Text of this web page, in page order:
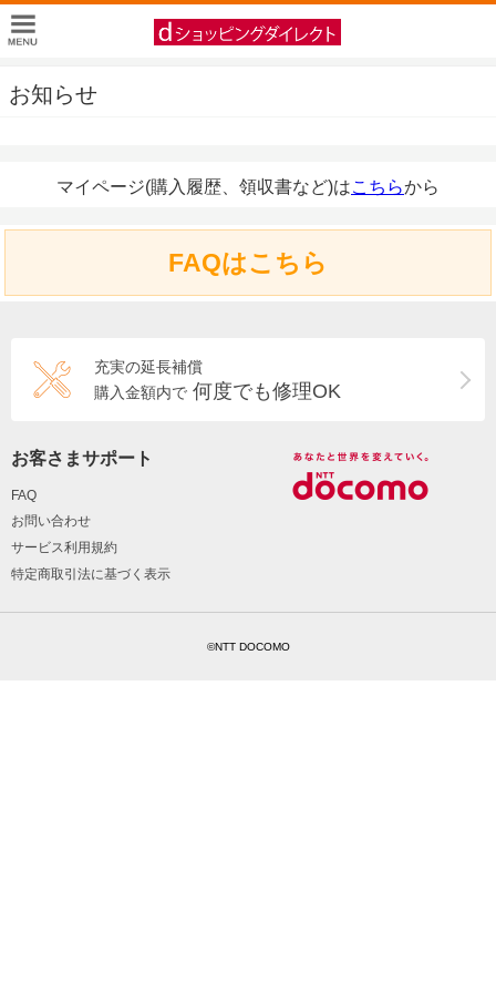
お知らせ
マイページ(購入履歴、領収書など)はこちらから
FAQはこちら
充実の延長補償
購入金額内で 何度でも修理OK
お客さまサポート
FAQ
お問い合わせ
サービス利用規約
特定商取引法に基づく表示
©NTT DOCOMO